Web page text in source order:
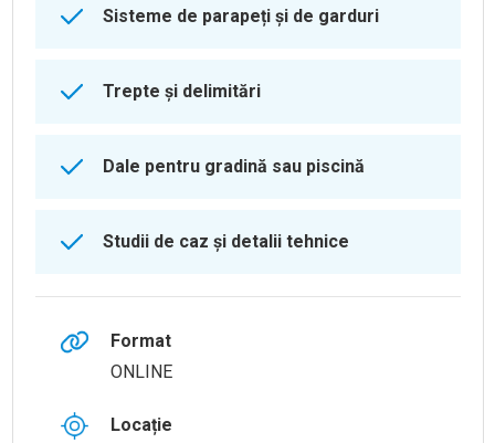
Sisteme de parapeți și de garduri
Trepte și delimitări
Dale pentru gradină sau piscină
Studii de caz și detalii tehnice
Format
ONLINE
Locație